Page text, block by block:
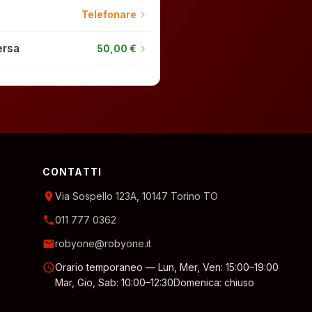
Telefonare chevron_right
50,00 € chevron_right
CONTATTI
location_onVia Sospello 123A, 10147 Torino TO
phone011 777 0362
emailrobyone@robyone.it
scheduleOrario temporaneo — Lun, Mer, Ven: 15:00–19:00
Mar, Gio, Sab: 10:00–12:30Domenica: chiuso